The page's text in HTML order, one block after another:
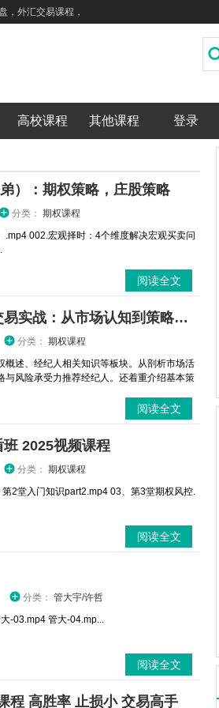
，外汇交易课程，
高校课程 其他课程 登录
）：期权策略，庄股策略
分类： 期权课程
002.宏观择时：4个维度解决宏观买卖问
阅读全文
3分钟内掌握交易秘诀期权交易实战：从市场认知到策略执行全攻略
分类： 期权课程
述、经纪人相关知识等板块。从剖析市场活
风险承受力推荐经纪人。还着重介绍基本策
阅读全文
2025视频课程
分类： 期权课程
2堂入门知识part2.mp4 03、第3堂期权风控.
阅读全文
分类： 管大宇/许哲
-03.mp4 管大-04.mp...
阅读全文
程 高胜率 止损小 交易高手